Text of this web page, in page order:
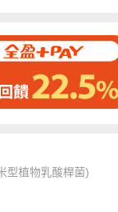
型植物乳酸桿菌)